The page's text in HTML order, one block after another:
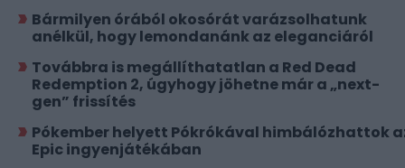
Bármilyen órából okosórát varázsolhatunk
anélkül, hogy lemondanánk az eleganciáról
Továbbra is megállíthatatlan a Red Dead
Redemption 2, úgyhogy jöhetne már a „next-
gen” frissítés
Pókember helyett Pókrókával himbálózhattok
Epic ingyenjátékában